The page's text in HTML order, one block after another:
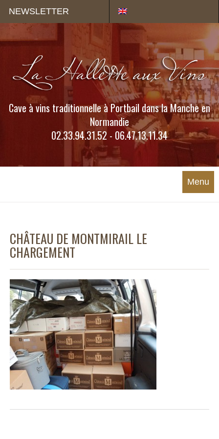
NEWSLETTER
Cave à vins traditionnelle à Portbail dans la Manche en
Normandie
02.33.94.31.52 - 06.47.13.11.34
Menu
CHÂTEAU DE MONTMIRAIL LE
CHARGEMENT
Panneau de gestion des cookies